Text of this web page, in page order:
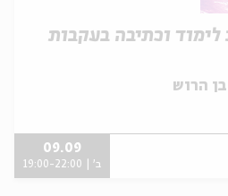
וכתיבה בעקבות
09.09
ב' | 19:00-22:00